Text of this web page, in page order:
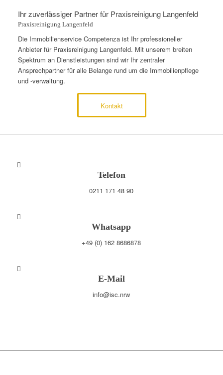
Ihr zuverlässiger Partner für Praxisreinigung Langenfeld
Praxisreinigung Langenfeld
Die Immobilienservice Competenza ist Ihr professioneller
Anbieter für Praxisreinigung Langenfeld. Mit unserem breiten
Spektrum an Dienstleistungen sind wir Ihr zentraler
Ansprechpartner für alle Belange rund um die Immobilienpflege
und -verwaltung.
Kontakt
Telefon
0211 171 48 90
Whatsapp
+49 (0) 162 8686878
E-Mail
info@isc.nrw